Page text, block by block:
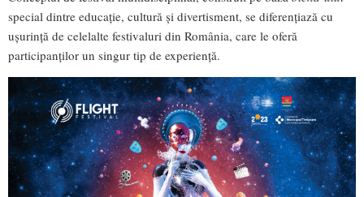
special dintre educație, cultură și divertisment, se diferențiază cu
ușurință de celelalte festivaluri din România, care le oferă
participanților un singur tip de experiență.